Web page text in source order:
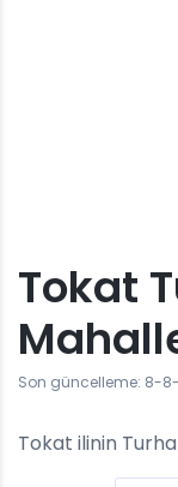
Tokat
Son güncelleme: 8-
Tokat ilinin